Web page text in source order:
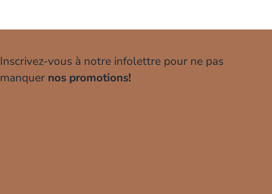
Inscrivez-vous à notre infolettre pour ne pas
manquer nos promotions!